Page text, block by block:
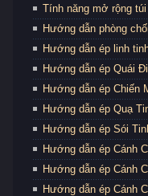
Tính năng mở rộng
Hướng dẫn phòng
Hướng dẫn ép linh
Hướng dẫn ép Quái
Hướng dẫn ép Chiến
Hướng dẫn ép Quạ
Hướng dẫn ép Sói
Hướng dẫn ép Cánh
Hướng dẫn ép Cánh
Hướng dẫn ép Cánh